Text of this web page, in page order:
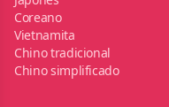
Coreano
Vietnamita
Chino tradicional
Chino simplificado